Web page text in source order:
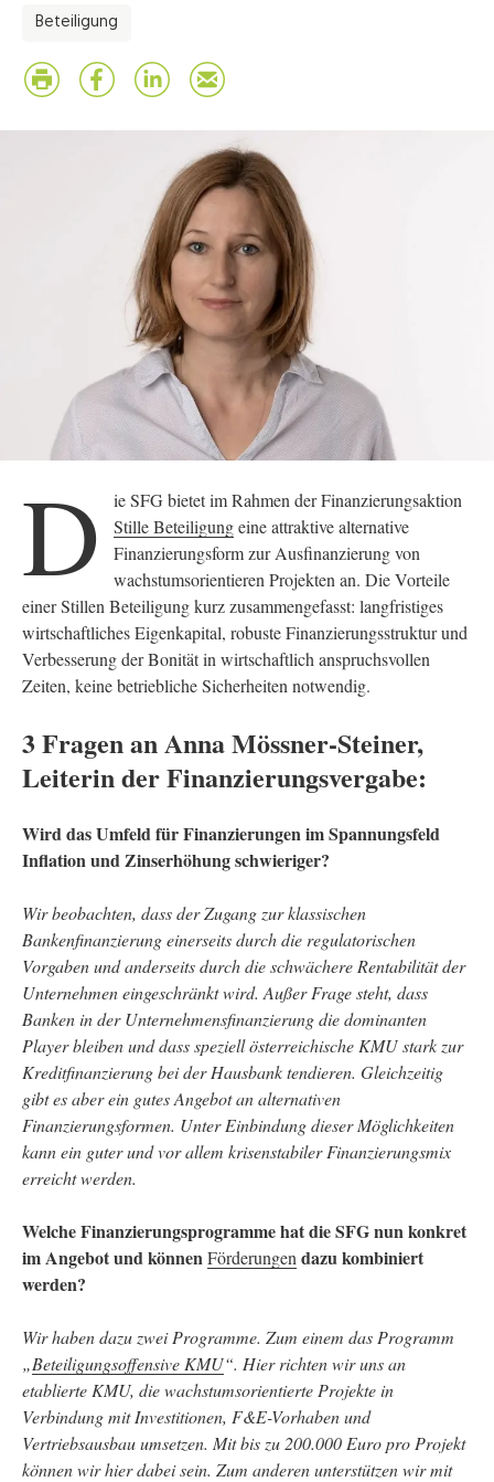
Beteiligung
D
ie SFG bietet im Rahmen der Finanzierungsaktion
Stille Beteiligungeine attraktive alternative
Finanzierungsform zur Ausfinanzierung von
wachstumsorientieren Projekten an. Die Vorteile
einer Stillen Beteiligung kurz zusammengefasst: langfristiges
wirtschaftliches Eigenkapital, robuste Finanzierungsstruktur und
Verbesserung der Bonität in wirtschaftlich anspruchsvollen
Zeiten, keine betriebliche Sicherheiten notwendig.
3 Fragen an Anna Mössner-Steiner,
Leiterin der Finanzierungsvergabe:
Wird das Umfeld für Finanzierungen im Spannungsfeld
Inflation und Zinserhöhung schwieriger?
Wir beobachten, dass der Zugang zur klassischen
Bankenfinanzierung einerseits durch die regulatorischen
Vorgaben und anderseits durch die schwächere Rentabilität der
Unternehmen eingeschränkt wird. Außer Frage steht, dass
Banken in der Unternehmensfinanzierung die dominanten
Player bleiben und dass speziell österreichische KMU stark zur
Kreditfinanzierung bei der Hausbank tendieren. Gleichzeitig
gibt es aber ein gutes Angebot an alternativen
Finanzierungsformen. Unter Einbindung dieser Möglichkeiten
kann ein guter und vor allem krisenstabiler Finanzierungsmix
erreicht werden.
Welche Finanzierungsprogramme hat die SFG nun konkret
im Angebot und könnenFörderungen dazu kombiniert
werden?
Wir haben dazu zwei Programme. Zum einem das Programm
„Beteiligungsoffensive KMU“. Hier richten wir uns an
etablierte KMU, die wachstumsorientierte Projekte in
Verbindung mit Investitionen, F&E-Vorhaben und
Vertriebsausbau umsetzen. Mit bis zu 200.000 Euro pro Projekt
können wir hier dabei sein. Zum anderen unterstützen wir mit